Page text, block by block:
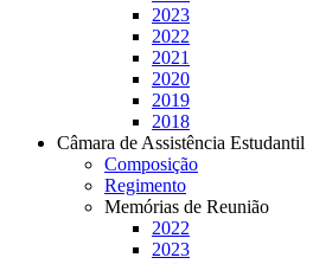
2023
2022
2021
2020
2019
2018
Câmara de Assistência Estudantil
Composição
Regimento
Memórias de Reunião
2022
2023